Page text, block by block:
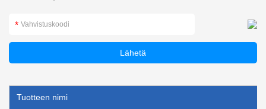
Tuotteen nimi